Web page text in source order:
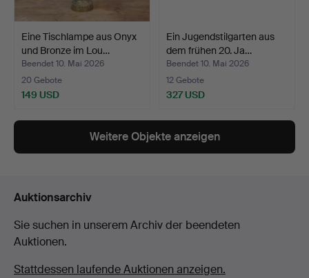
Eine Tischlampe aus Onyx
und Bronze im Lou…
Beendet 10. Mai 2026
20 Gebote
149 USD
Ein Jugendstilgarten aus
dem frühen 20. Ja…
Beendet 10. Mai 2026
12 Gebote
327 USD
Weitere Objekte anzeigen
Auktionsarchiv
Sie suchen in unserem Archiv der beendeten
Auktionen.
Stattdessen laufende Auktionen anzeigen.